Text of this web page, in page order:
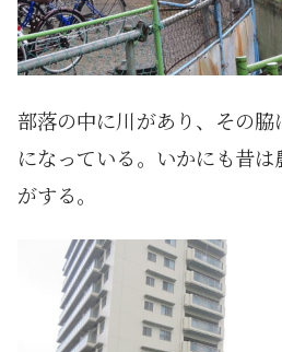
部落の中に川があり、その
になっている。いかにも昔
がする。